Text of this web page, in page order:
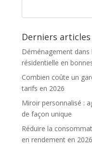
Derniers articles
Déménagement dans
résidentielle en
Combien coûte un
tarifs en 2026
Miroir personnalisé :
de façon unique
Réduire la
en rendement en 2026